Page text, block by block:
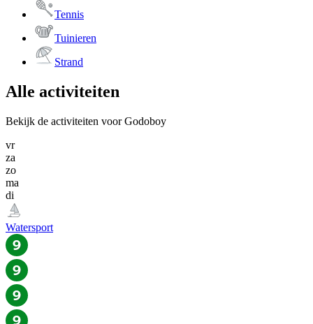
Tennis
Tuinieren
Strand
Alle activiteiten
Bekijk de activiteiten voor Godoboy
vr
za
zo
ma
di
Watersport